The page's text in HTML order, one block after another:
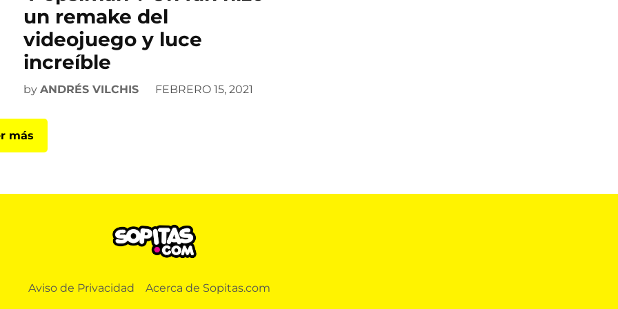
un remake del
videojuego y luce
increíble
by ANDRÉS VILCHIS FEBRERO 15, 2021
más
Aviso de Privacidad Acerca de Sopitas.com